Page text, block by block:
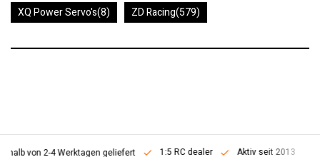
XQ Power Servo's(8) ZD Racing(579)
von 2-4 Werktagen geliefert 1:5 RC dealer Aktiv seit 2013